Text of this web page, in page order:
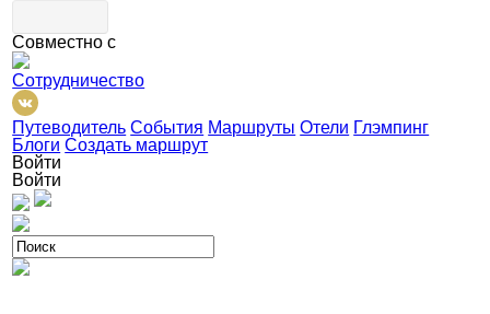
Совместно с
Сотрудничество
Путеводитель События Маршруты Отели Глэмпинг
Блоги Создать маршрут
Войти
Войти